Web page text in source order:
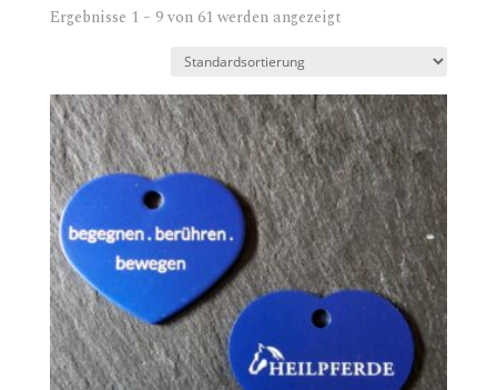
Ergebnisse 1 – 9 von 61 werden angezeigt